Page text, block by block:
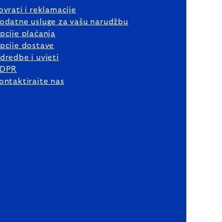
i reklamacije
usluge za vašu narudžbu
plaćanja
dostave
i uvjeti
nas